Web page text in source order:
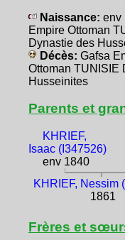
Naissance: env
Empire Ottoman
Dynastie des
Décès: Gafsa
Ottoman TUNISIE
Husseinites
Parents et
KHRIEF,
Isaac (I347526)
env 1840
KHRIEF, Nessim
1861
Frères et